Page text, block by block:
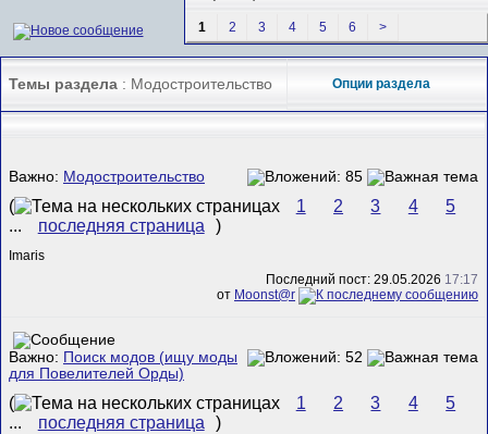
1 2 3 4 5 6 >
Темы раздела : Модостроительство Опции раздела
Важно: Модостроительство
( 1 2 3 4
5
...
последняя страница )
Imaris
Последний пост: 29.05.2026 17:17
от Mооnst@r
Важно: Поиск модов (ищу моды
для Повелителей Орды)
( 1 2 3 4
5
...
последняя страница )